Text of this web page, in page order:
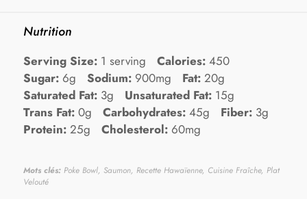
Nutrition
Serving Size: 1 serving Calories: 450
Sugar: 6g Sodium: 900mg Fat: 20g
Saturated Fat: 3g Unsaturated Fat: 15g
Trans Fat: 0g Carbohydrates: 45g Fiber: 3g
Protein: 25g Cholesterol: 60mg
Mots clés: Poke Bowl, Saumon, Recette Hawaïenne, Cuisine Fraîche, Plat
Velouté